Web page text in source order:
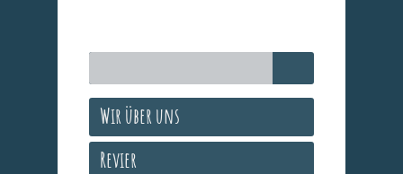
Wir über uns
Revier